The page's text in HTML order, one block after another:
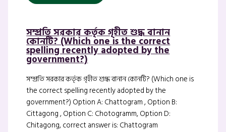
সম্প্রতি সরকার কর্তৃক গৃহীত শুদ্ধ বানান
কোনটি? (Which one is the correct
spelling recently adopted by the
government?)
সম্প্রতি সরকার কর্তৃক গৃহীত শুদ্ধ বানান কোনটি? (Which one is
the correct spelling recently adopted by the
government?) Option A: Chattogram , Option B:
Cittagong , Option C: Chotogramm, Option D:
Chitagong, correct answer is: Chattogram